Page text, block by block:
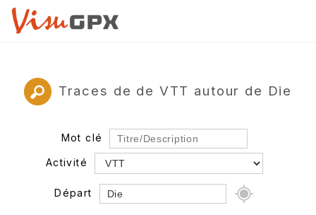
Traces de de VTT autour de Die
Mot clé
Activité
Départ